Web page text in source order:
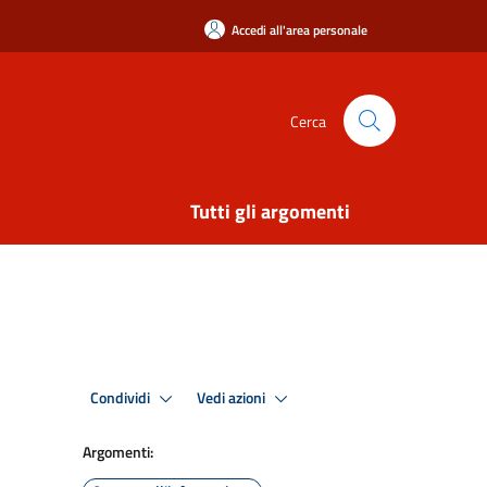
Accedi all'area personale
Cerca
Tutti gli argomenti
Condividi Vedi azioni
Argomenti: